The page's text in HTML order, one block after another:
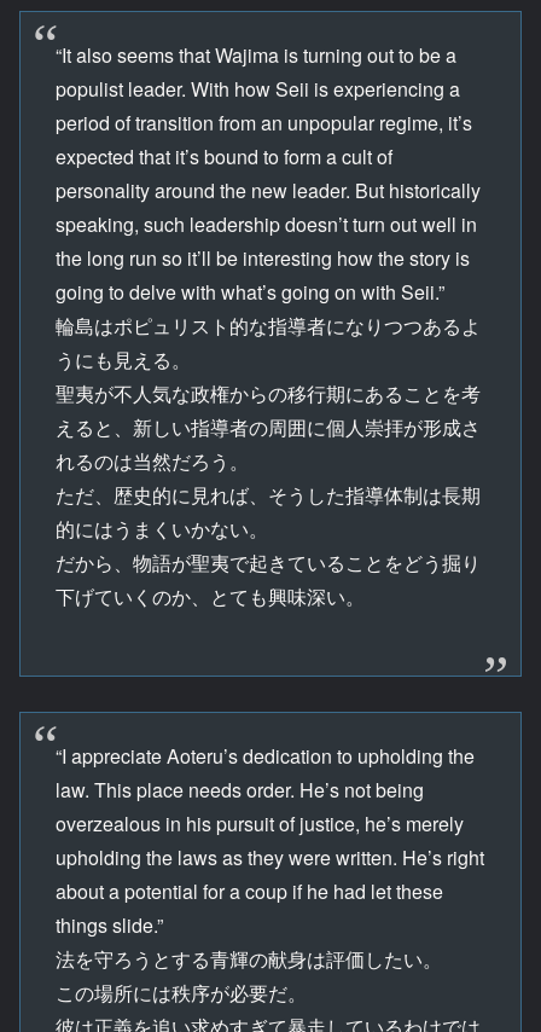
“It also seems that Wajima is turning out to be a
populist leader. With how Seii is experiencing a
period of transition from an unpopular regime, it’s
expected that it’s bound to form a cult of
personality around the new leader. But historically
speaking, such leadership doesn’t turn out well in
the long run so it’ll be interesting how the story is
going to delve with what’s going on with Seii.”
輪島はポピュリスト的な指導者になりつつあるよ
うにも見える。
聖夷が不人気な政権からの移行期にあることを考
えると、新しい指導者の周囲に個人崇拝が形成さ
れるのは当然だろう。
ただ、歴史的に見れば、そうした指導体制は長期
的にはうまくいかない。
だから、物語が聖夷で起きていることをどう掘り
下げていくのか、とても興味深い。
“I appreciate Aoteru’s dedication to upholding the
law. This place needs order. He’s not being
overzealous in his pursuit of justice, he’s merely
upholding the laws as they were written. He’s right
about a potential for a coup if he had let these
things slide.”
法を守ろうとする青輝の献身は評価したい。
この場所には秩序が必要だ。